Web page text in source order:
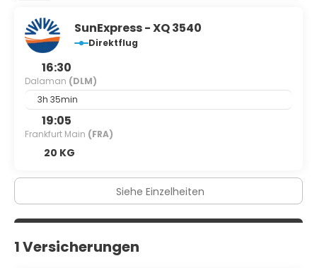
SunExpress - XQ 3540
Direktflug
16:30
Dalaman (DLM)
3h 35min
19:05
Frankfurt Main (FRA)
20 KG
Siehe Einzelheiten
1 Versicherungen